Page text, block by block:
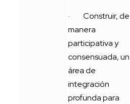
· Construir, de
manera
participativa y
consensuada, un
área de
integración
profunda para